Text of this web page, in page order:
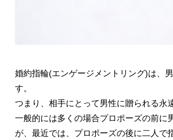
婚約指輪(エンゲージメントリング)は、
す。
つまり、相手にとって男性に贈られる永
一般的には多くの場合プロポーズの前に
が、最近では、プロポーズの後に二人で